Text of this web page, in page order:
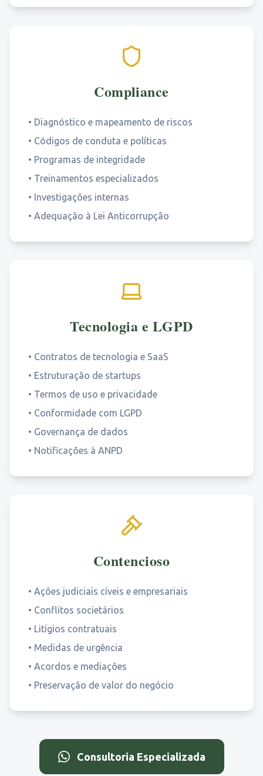
Compliance
• Diagnóstico e mapeamento de riscos
• Códigos de conduta e políticas
• Programas de integridade
• Treinamentos especializados
• Investigações internas
• Adequação à Lei Anticorrupção
Tecnologia e LGPD
• Contratos de tecnologia e SaaS
• Estruturação de startups
• Termos de uso e privacidade
• Conformidade com LGPD
• Governança de dados
• Notificações à ANPD
Contencioso
• Ações judiciais cíveis e empresariais
• Conflitos societários
• Litígios contratuais
• Medidas de urgência
• Acordos e mediações
• Preservação de valor do negócio
Consultoria Especializada